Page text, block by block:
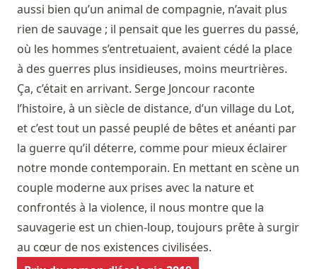
aussi bien qu’un animal de compagnie, n’avait plus
rien de sauvage ; il pensait que les guerres du passé,
où les hommes s’entretuaient, avaient cédé la place
à des guerres plus insidieuses, moins meurtrières.
Ça, c’était en arrivant. Serge Joncour raconte
l’histoire, à un siècle de distance, d’un village du Lot,
et c’est tout un passé peuplé de bêtes et anéanti par
la guerre qu’il déterre, comme pour mieux éclairer
notre monde contemporain. En mettant en scène un
couple moderne aux prises avec la nature et
confrontés à la violence, il nous montre que la
sauvagerie est un chien-loup, toujours prête à surgir
au cœur de nos existences civilisées.